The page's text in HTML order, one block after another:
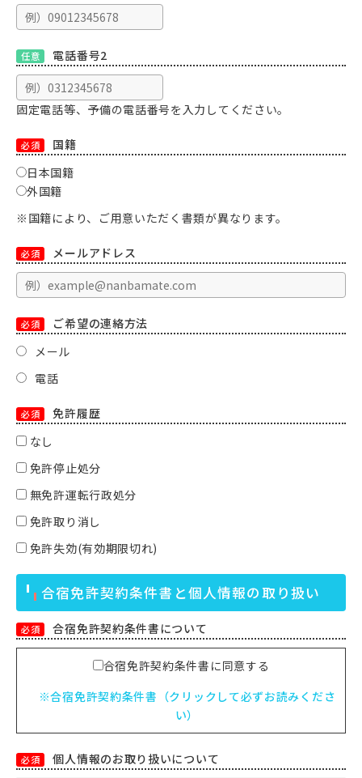
任意 電話番号2
固定電話等、予備の電話番号を入力してください。
必須
国籍
日本国籍
外国籍
※国籍により、ご用意いただく書類が異なります。
必須 メールアドレス
必須
ご希望の連絡方法
メール
電話
必須
免許履歴
なし
免許停止処分
無免許運転行政処分
免許取り消し
免許失効(有効期限切れ)
合宿免許契約条件書と個人情報の取り扱い
必須 合宿免許契約条件書について
合宿免許契約条件書に同意する
※合宿免許契約条件書（クリックして必ずお読みくださ
い）
必須 個人情報のお取り扱いについて